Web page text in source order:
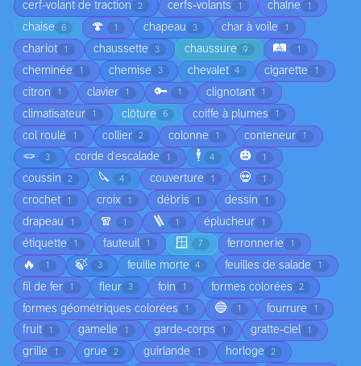
cerf-volant de traction 2 cerfs-volants 1 chaîne 1
chaise 6 🍄 1 chapeau 3 char à voile 1
chariot 1 chaussette 3 chaussure 9 🛤️ 1
cheminée 1 chemise 3 chevalet 4 cigarette 1
citron 1 clavier 1 🔑 1 clignotant 1
climatisateur 1 clôture 6 coiffe à plumes 1
col roulé 1 collier 2 colonne 1 conteneur 1
🪢 3 corde d'escalade 1 🕴️ 4 🎃 1
coussin 2 🔪 4 couverture 1 💀 1
crochet 1 croix 1 débris 1 dessin 1
drapeau 1 🧣 1 🪜 1 éplucheur 1
étiquette 1 fauteuil 1 🪟 7 ferronnerie 1
🔥 1 🍃 3 feuille morte 4 feuilles de salade 1
fil de fer 1 fleur 3 foin 1 formes colorées 2
formes géométriques colorées 1 🔵 1 fourrure 1
fruit 1 gamelle 1 garde-corps 1 gratte-ciel 1
grille 1 grue 2 guirlande 1 horloge 2